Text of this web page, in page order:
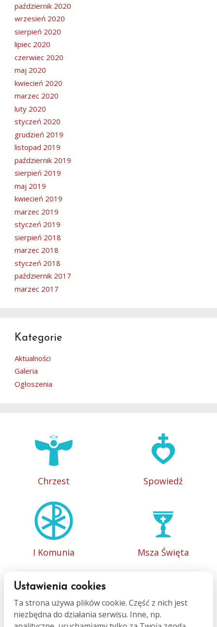
październik 2020
wrzesień 2020
sierpień 2020
lipiec 2020
czerwiec 2020
maj 2020
kwiecień 2020
marzec 2020
luty 2020
styczeń 2020
grudzień 2019
listopad 2019
październik 2019
sierpień 2019
maj 2019
kwiecień 2019
marzec 2019
styczeń 2019
sierpień 2018
marzec 2018
styczeń 2018
październik 2017
marzec 2017
Kategorie
Aktualności
Galeria
Ogłoszenia
Chrzest Spowiedź
I Komunia Msza Święta
Bierzmowanie Małżeństwo
Ustawienia cookies
Ta strona używa plików cookie. Część z nich jest
niezbędna do działania serwisu. Inne, np.